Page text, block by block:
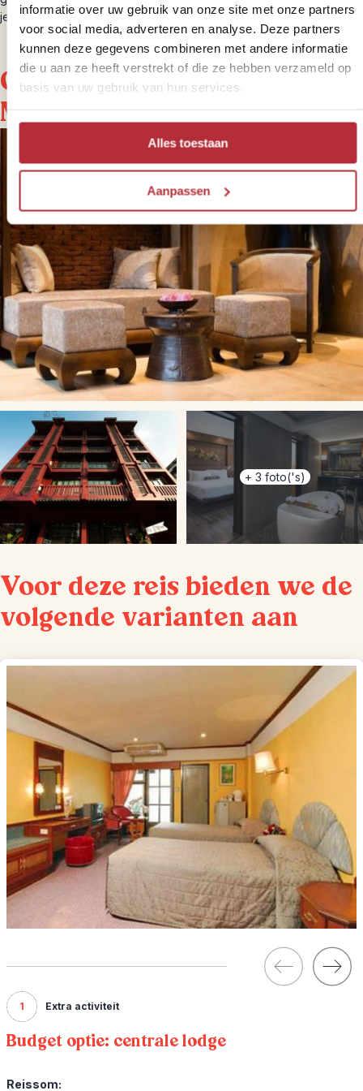
informatie over uw gebruik van onze site met onze partners
voor social media, adverteren en analyse. Deze partners
kunnen deze gegevens combineren met andere informatie
die u aan ze heeft verstrekt of die ze hebben verzameld op
basis van uw gebruik van hun services.
Alles toestaan
Aanpassen
je reis naar Myanmar.
Onze slaapplekken in
Myanmar
+ 3 foto('s)
Voor deze reis bieden we de
volgende varianten aan
1 Extra activiteit
Budget optie: centrale lodge
Reissom: